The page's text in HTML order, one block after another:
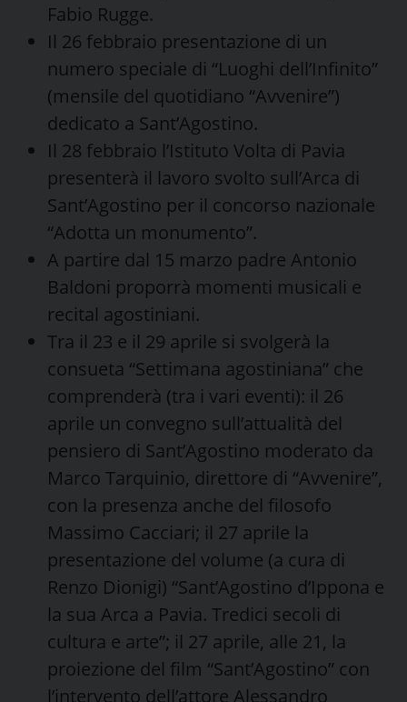
Fabio Rugge.
Il 26 febbraio presentazione di un
numero speciale di “Luoghi dell’Infinito”
(mensile del quotidiano “Avvenire”)
dedicato a Sant’Agostino.
Il 28 febbraio l’Istituto Volta di Pavia
presenterà il lavoro svolto sull’Arca di
Sant’Agostino per il concorso nazionale
“Adotta un monumento”.
A partire dal 15 marzo padre Antonio
Baldoni proporrà momenti musicali e
recital agostiniani.
Tra il 23 e il 29 aprile si svolgerà la
consueta “Settimana agostiniana” che
comprenderà (tra i vari eventi): il 26
aprile un convegno sull’attualità del
pensiero di Sant’Agostino moderato da
Marco Tarquinio, direttore di “Avvenire”,
con la presenza anche del filosofo
Massimo Cacciari; il 27 aprile la
presentazione del volume (a cura di
Renzo Dionigi) “Sant’Agostino d’Ippona e
la sua Arca a Pavia. Tredici secoli di
cultura e arte”; il 27 aprile, alle 21, la
proiezione del film “Sant’Agostino” con
l’intervento dell’attore Alessandro